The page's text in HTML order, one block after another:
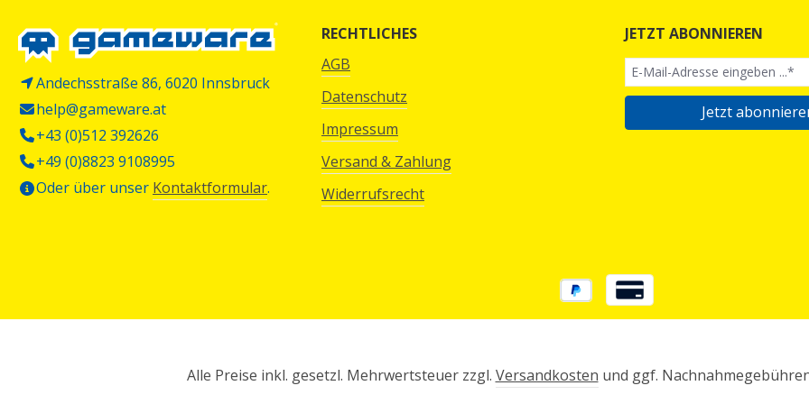
Andechsstraße 86, 6020 Innsbruck
help@gameware.at
+43 (0)512 392626
+49 (0)8823 9108995
Oder über unser Kontaktformular.
RECHTLICHES
AGB
Datenschutz
Impressum
Versand & Zahlung
Widerrufsrecht
JETZT ABONNIEREN
Jetzt
Alle Preise inkl. gesetzl. Mehrwertsteuer zzgl. Versandkosten und ggf.